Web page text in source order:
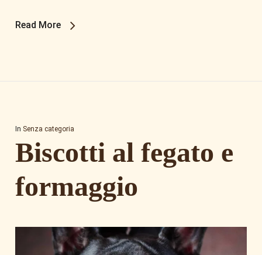
Read More
In Senza categoria
Biscotti al fegato e
formaggio